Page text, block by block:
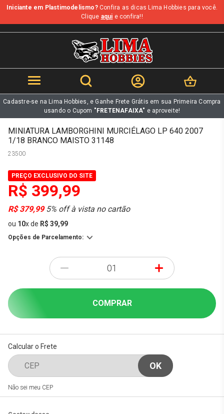
b
Iniciante em Plastimodelismo?Confira as dicas Lima Hobbies para você.
Clique aqui e confira!!
Cadastre-se na Lima Hobbies, e Ganhe Frete Grátis em sua Primeira Compra
usando o Cupom "FRETENAFAIXA" e aproveite!
MINIATURA LAMBORGHINI MURCIÉLAGO LP 640 2007
1/18 BRANCO MAISTO 31148
23500
PREÇO EXCLUSIVO DO SITE
R$ 399,99
R$ 379,995% off à vista no cartão
ou 10xde R$ 39,99
Opções de Parcelamento:
- +
COMPRAR
Calcular o Frete
Não sei meu CEP